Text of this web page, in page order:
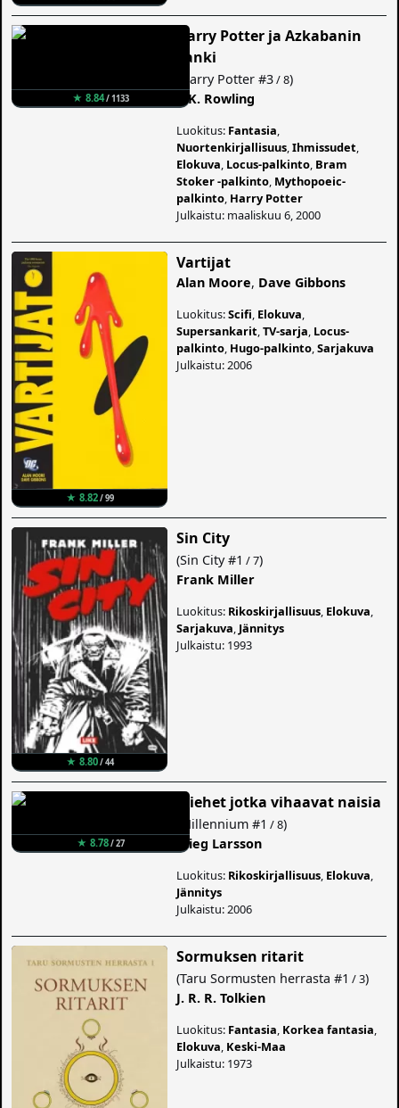
★ 8.84/ 1133
Harry Potter ja Azkabanin
vanki
Harry Potter #3/ 8)
J. K. Rowling
Luokitus: Fantasia
Nuortenkirjallisuus ,Ihmissudet
Elokuva Locus-palkinto Bram
Stoker -palkinto Mythopoeic-
palkinto Harry Potter
Julkaistu: maaliskuu 6, 2000
★ 8.82/ 99
Vartijat
Alan Moore, Dave Gibbons
Luokitus:Scifi Elokuva
Supersankarit ,TV-sarja Locus-
palkinto Hugo-palkinto ,Sarjakuva
Julkaistu: 2006
★ 8.80/ 44
Sin City
(Sin City#1 / 7)
Frank Miller
Luokitus: Rikoskirjallisuus Elokuva
Sarjakuva Jännitys
Julkaistu: 1993
★ 8.78/ 27
Miehet jotka vihaavat naisia
Millennium #1 / 8)
Stieg Larsson
Luokitus: Rikoskirjallisuus Elokuva
Jännitys
Julkaistu: 2006
Sormuksen ritarit
(Taru Sormusten herrasta #1 / 3)
J. R. R. Tolkien
Luokitus: Fantasia Korkea fantasia
Elokuva Keski-Maa
Julkaistu: 1973